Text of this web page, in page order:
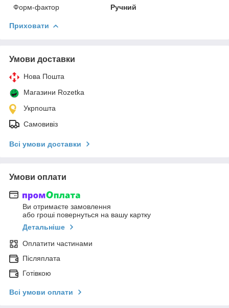
Форм-фактор Ручний
Приховати
Умови доставки
Нова Пошта
Магазини Rozetka
Укрпошта
Самовивіз
Всі умови доставки
Умови оплати
Ви отримаєте замовлення
або гроші повернуться на вашу картку
Детальніше
Оплатити частинами
Післяплата
Готівкою
Всі умови оплати